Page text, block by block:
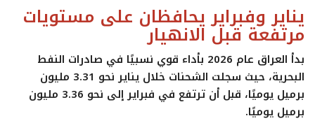
يناير وفبراير يحافظان على مستويات
مرتفعة قبل الانهيار
بدأ العراق عام 2026 بأداء قوي نسبيًا في صادرات النفط
البحرية، حيث سجلت الشحنات خلال يناير نحو
3.31 مليون
برميل يوميًا، قبل أن ترتفع في فبراير إلى نحو
3.36 مليون
برميل يوميًا.